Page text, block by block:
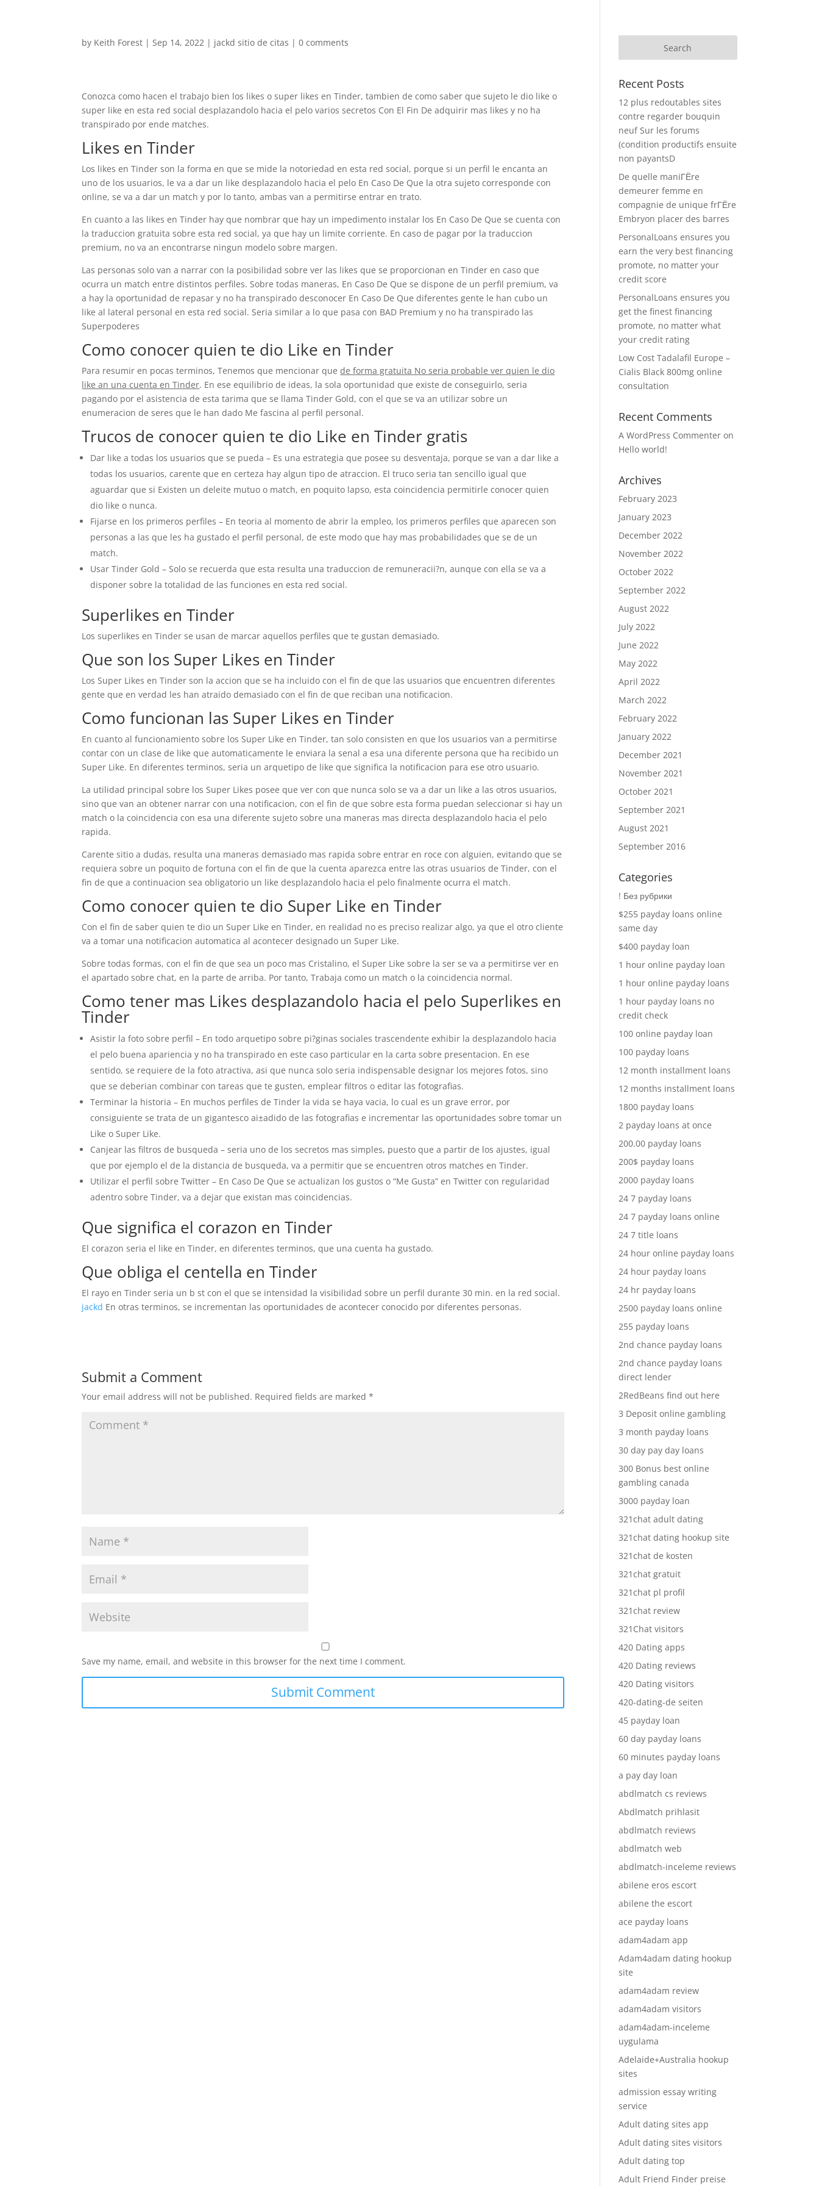
by Keith Forest |Sep 14, 2022 | jackd sitio de citas |0 comments
Conozca como hacen el trabajo bien los likes o super likes en Tinder, tambien de como saber que sujeto le dio like o
super like en esta red social desplazandolo hacia el pelo varios secretos Con El Fin De adquirir mas likes y no ha
transpirado por ende matches.
Likes en Tinder
Los likes en Tinder son la forma en que se mide la notoriedad en esta red social, porque si un perfil le encanta an
uno de los usuarios, le va a dar un like desplazandolo hacia el pelo En Caso De Que la otra sujeto corresponde con
online, se va a dar un match y por lo tanto, ambas van a permitirse entrar en trato.
En cuanto a las likes en Tinder hay que nombrar que hay un impedimento instalar los En Caso De Que se cuenta con
la traduccion gratuita sobre esta red social, ya que hay un limite corriente. En caso de pagar por la traduccion
premium, no va an encontrarse ningun modelo sobre margen.
Las personas solo van a narrar con la posibilidad sobre ver las likes que se proporcionan en Tinder en caso que
ocurra un match entre distintos perfiles. Sobre todas maneras, En Caso De Que se dispone de un perfil premium, va
a hay la oportunidad de repasar y no ha transpirado desconocer En Caso De Que diferentes gente le han cubo un
like al lateral personal en esta red social. Seri­a similar a lo que pasa con BAD Premium y no ha transpirado las
Superpoderes
Como conocer quien te dio Like en Tinder
Para resumir en pocas terminos, Tenemos que mencionar quede forma gratuita No seri­a probable ver quien le dio
like an una cuenta en Tinder. En ese equilibrio de ideas, la sola oportunidad que existe de conseguirlo, seri­a
pagando por el asistencia de esta tarima que se llama Tinder Gold, con el que se va an utilizar sobre un
enumeracion de seres que le han dado Me fascina al perfil personal.
Trucos de conocer quien te dio Like en Tinder gratis
Dar like a todas los usuarios que se pueda – Es una estrategia que posee su desventaja, porque se van a dar like a
todas los usuarios, carente que en certeza hay algun tipo de atraccion. El truco seri­a tan sencillo igual que
aguardar que si Existen un deleite mutuo o match, en poquito lapso, esta coincidencia permitirle conocer quien
dio like o nunca.
Fijarse en los primeros perfiles – En teoria al momento de abrir la empleo, los primeros perfiles que aparecen son
personas a las que les ha gustado el perfil personal, de este modo que hay mas probabilidades que se de un
match.
Usar Tinder Gold – Solo se recuerda que esta resulta una traduccion de remuneracii?n, aunque con ella se va a
disponer sobre la totalidad de las funciones en esta red social.
Superlikes en Tinder
Los superlikes en Tinder se usan de marcar aquellos perfiles que te gustan demasiado.
Que son los Super Likes en Tinder
Los Super Likes en Tinder son la accion que se ha incluido con el fin de que las usuarios que encuentren diferentes
gente que en verdad les han atraido demasiado con el fin de que reciban una notificacion.
Como funcionan las Super Likes en Tinder
En cuanto al funcionamiento sobre los Super Like en Tinder, tan solo consisten en que los usuarios van a permitirse
contar con un clase de like que automaticamente le enviara la senal a esa una diferente persona que ha recibido un
Super Like. En diferentes terminos, seri­a un arquetipo de like que significa la notificacion para ese otro usuario.
La utilidad principal sobre los Super Likes posee que ver con que nunca solo se va a dar un like a las otros usuarios,
sino que van an obtener narrar con una notificacion, con el fin de que sobre esta forma puedan seleccionar si hay un
match o la coincidencia con esa una diferente sujeto sobre una maneras mas directa desplazandolo hacia el pelo
rapida.
Carente sitio a dudas, resulta una maneras demasiado mas rapida sobre entrar en roce con alguien, evitando que se
requiera sobre un poquito de fortuna con el fin de que la cuenta aparezca entre las otras usuarios de Tinder, con el
fin de que a continuacion sea obligatorio un like desplazandolo hacia el pelo finalmente ocurra el match.
Como conocer quien te dio Super Like en Tinder
Con el fin de saber quien te dio un Super Like en Tinder, en realidad no es preciso realizar algo, ya que el otro cliente
va a tomar una notificacion automatica al acontecer designado un Super Like.
Sobre todas formas, con el fin de que sea un poco mas Cristalino, el Super Like sobre la ser se va a permitirse ver en
el apartado sobre chat, en la parte de arriba. Por tanto, Trabaja como un match o la coincidencia normal.
Como tener mas Likes desplazandolo hacia el pelo Superlikes en
Tinder
Asistir la foto sobre perfil – En todo arquetipo sobre pi?ginas sociales trascendente exhibir la desplazandolo hacia
el pelo buena apariencia y no ha transpirado en este caso particular en la carta sobre presentacion. En ese
sentido, se requiere de la foto atractiva, asi que nunca solo seri­a indispensable designar los mejores fotos, sino
que se deberi­an combinar con tareas que te gusten, emplear filtros o editar las fotografias.
Terminar la historia – En muchos perfiles de Tinder la vida se haya vacia, lo cual es un grave error, por
consiguiente se trata de un gigantesco ai±adido de las fotografias e incrementar las oportunidades sobre tomar un
Like o Super Like.
Canjear las filtros de busqueda – seri­a uno de los secretos mas simples, puesto que a partir de los ajustes, igual
que por ejemplo el de la distancia de busqueda, va a permitir que se encuentren otros matches en Tinder.
Utilizar el perfil sobre Twitter – En Caso De Que se actualizan los gustos o “Me Gusta” en Twitter con regularidad
adentro sobre Tinder, va a dejar que existan mas coincidencias.
Que significa el corazon en Tinder
El corazon seri­a el like en Tinder, en diferentes terminos, que una cuenta ha gustado.
Que obliga el centella en Tinder
El rayo en Tinder seri­a un b st con el que se intensidad la visibilidad sobre un perfil durante 30 min. en la red social.
jackd En otras terminos, se incrementan las oportunidades de acontecer conocido por diferentes personas.
Submit a Comment
Your email address will not be published. Required fields are marked*
Save my name, email, and website in this browser for the next time I comment.
Recent Posts
12 plus redoutables sites
contre regarder bouquin
neuf Sur les forums
(condition productifs ensuite
non payantsD
De quelle maniГЁre
demeurer femme en
compagnie de unique frГЁre
Embryon placer des barres
PersonalLoans ensures you
earn the very best financing
promote, no matter your
credit score
PersonalLoans ensures you
get the finest financing
promote, no matter what
your credit rating
Low Cost Tadalafil Europe –
Cialis Black 800mg online
consultation
Recent Comments
A WordPress Commenter on
Hello world!
Archives
February 2023
January 2023
December 2022
November 2022
October 2022
September 2022
August 2022
July 2022
June 2022
May 2022
April 2022
March 2022
February 2022
January 2022
December 2021
November 2021
October 2021
September 2021
August 2021
September 2016
Categories
! Без рубрики
$255 payday loans online
same day
$400 payday loan
1 hour online payday loan
1 hour online payday loans
1 hour payday loans no
credit check
100 online payday loan
100 payday loans
12 month installment loans
12 months installment loans
1800 payday loans
2 payday loans at once
200.00 payday loans
200$ payday loans
2000 payday loans
24 7 payday loans
24 7 payday loans online
24 7 title loans
24 hour online payday loans
24 hour payday loans
24 hr payday loans
2500 payday loans online
255 payday loans
2nd chance payday loans
2nd chance payday loans
direct lender
2RedBeans find out here
3 Deposit online gambling
3 month payday loans
30 day pay day loans
300 Bonus best online
gambling canada
3000 payday loan
321chat adult dating
321chat dating hookup site
321chat de kosten
321chat gratuit
321chat pl profil
321chat review
321Chat visitors
420 Dating apps
420 Dating reviews
420 Dating visitors
420-dating-de seiten
45 payday loan
60 day payday loans
60 minutes payday loans
a pay day loan
abdlmatch cs reviews
Abdlmatch prihlasit
abdlmatch reviews
abdlmatch web
abdlmatch-inceleme reviews
abilene eros escort
abilene the escort
ace payday loans
adam4adam app
Adam4adam dating hookup
site
adam4adam review
adam4adam visitors
adam4adam-inceleme
uygulama
Adelaide+Australia hookup
sites
admission essay writing
service
Adult dating sites app
Adult dating sites visitors
Adult dating top
Adult Friend Finder preise